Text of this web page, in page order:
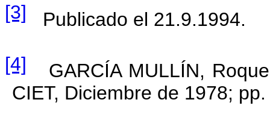
[3] Publicado el 21.9.1994.
[4] GARCÍA MULLÍN,
CIET, Diciembre de 1978;